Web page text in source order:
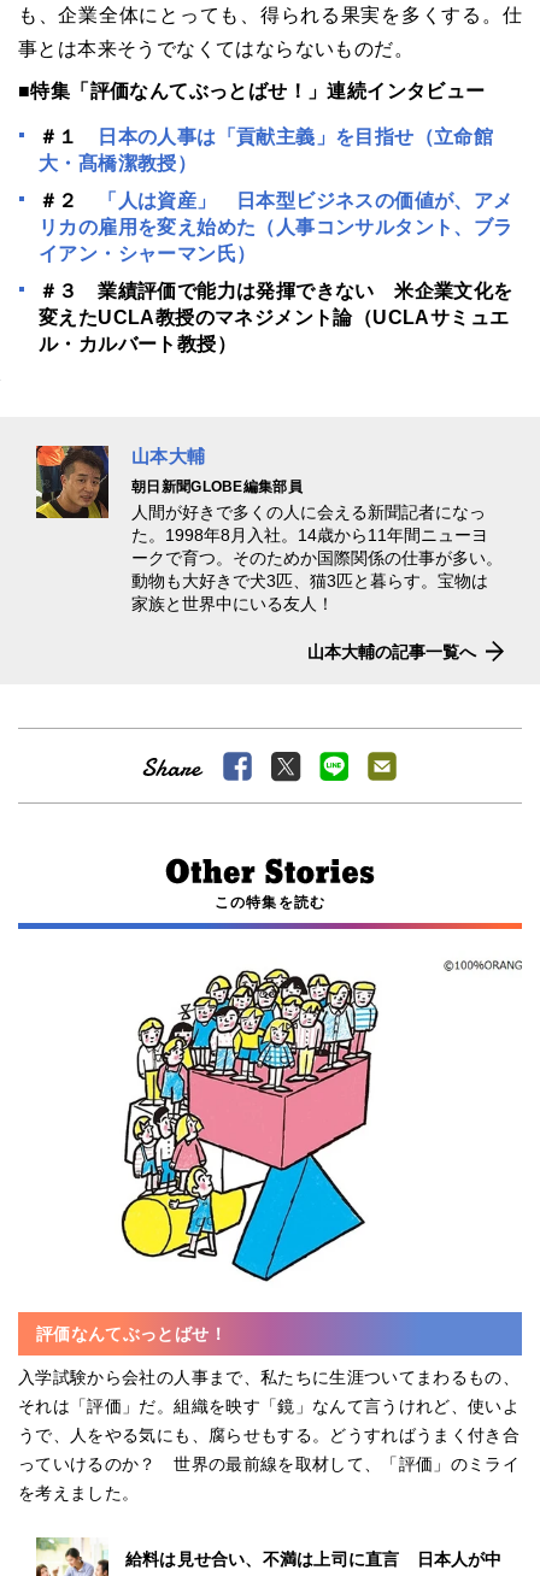
も、企業全体にとっても、得られる果実を多くする。仕
事とは本来そうでなくてはならないものだ。
■特集「評価なんてぶっとばせ！」連続インタビュー
＃１
日本の人事は「貢献主義」を目指せ（立命館
大・髙橋潔教授）
＃２
「人は資産」 日本型ビジネスの価値が、アメ
リカの雇用を変え始めた（人事コンサルタント、ブラ
イアン・シャーマン氏）
＃３ 業績評価で能力は発揮できない 米企業文化を
変えたUCLA教授のマネジメント論（UCLAサミュエ
ル・カルバート教授）
山本大輔
朝日新聞GLOBE編集部員
人間が好きで多くの人に会える新聞記者になっ
た。1998年8月入社。14歳から11年間ニューヨ
ークで育つ。そのためか国際関係の仕事が多い。
動物も大好きで犬3匹、猫3匹と暮らす。宝物は
家族と世界中にいる友人！
山本大輔の記事一覧へ
この特集を読む
評価なんてぶっとばせ！
入学試験から会社の人事まで、私たちに生涯ついてまわるもの、
それは「評価」だ。組織を映す「鏡」なんて言うけれど、使いよ
うで、人をやる気にも、腐らせもする。どうすればうまく付き合
っていけるのか？ 世界の最前線を取材して、「評価」のミライ
を考えました。
給料は見せ合い、不満は上司に直言 日本人が中